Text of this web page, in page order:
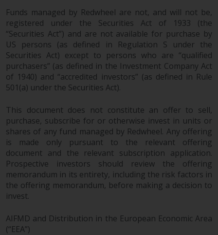
FUND erhältlich ist oder indem
Sie
https://www.redwheel.com/us/en/
and-documents/ besuchen. Bitte
lesen Sie den Verkaufsprospekt
sorgfältig durch, bevor Sie
investieren.
Andere auf dieser Website
beschriebene Fonds unterliegen
nicht den gleichen
regulatorischen Anforderungen
wie 40 Act Funds, einschließlich
der Anforderungen an
Investmentfonds, Anlegern
bestimmte regelmäßige und
Bewertungsinformationen zur
Verfügung zu stellen. Qualifizierte
Funds managed by Redwheel are not, and will not be,
registered under the Securities Act of 1933 (the
“Securities Act”) and are not available for purchase by
US persons (as defined in Regulation S under the
Securities Act) except to persons who are “qualified
purchasers” (as defined in the Investment Company Act
of 1940) and “accredited investors” (as defined in Rule
501(a) under the Securities Act).
This document does not constitute an offer to sell,
purchase, subscribe for or otherwise invest in units or
shares of any fund managed by Redwheel. Any offering
is made only pursuant to the relevant offering
document and the relevant subscription application.
Prospective investors should review the offering
memorandum in its entirety, including the risk factors in
the offering memorandum, before making a decision to
invest.
AIFMD and Distribution in the European Economic Area
(“EEA”)